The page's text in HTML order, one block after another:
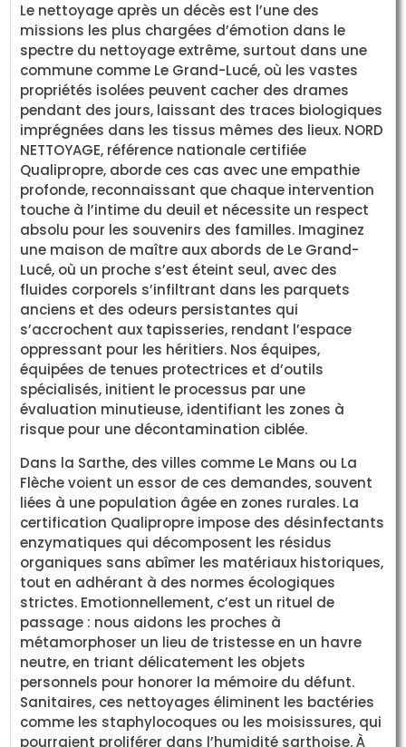
Le nettoyage après un décès est l’une des
missions les plus chargées d’émotion dans le
spectre du nettoyage extrême, surtout dans une
commune comme Le Grand-Lucé, où les vastes
propriétés isolées peuvent cacher des drames
pendant des jours, laissant des traces biologiques
imprégnées dans les tissus mêmes des lieux. NORD
NETTOYAGE, référence nationale certifiée
Qualipropre, aborde ces cas avec une empathie
profonde, reconnaissant que chaque intervention
touche à l’intime du deuil et nécessite un respect
absolu pour les souvenirs des familles. Imaginez
une maison de maître aux abords de Le Grand-
Lucé, où un proche s’est éteint seul, avec des
fluides corporels s’infiltrant dans les parquets
anciens et des odeurs persistantes qui
s’accrochent aux tapisseries, rendant l’espace
oppressant pour les héritiers. Nos équipes,
équipées de tenues protectrices et d’outils
spécialisés, initient le processus par une
évaluation minutieuse, identifiant les zones à
risque pour une décontamination ciblée.
Dans la Sarthe, des villes comme Le Mans ou La
Flèche voient un essor de ces demandes, souvent
liées à une population âgée en zones rurales. La
certification Qualipropre impose des désinfectants
enzymatiques qui décomposent les résidus
organiques sans abîmer les matériaux historiques,
tout en adhérant à des normes écologiques
strictes. Emotionnellement, c’est un rituel de
passage : nous aidons les proches à
métamorphoser un lieu de tristesse en un havre
neutre, en triant délicatement les objets
personnels pour honorer la mémoire du défunt.
Sanitaires, ces nettoyages éliminent les bactéries
comme les staphylocoques ou les moisissures, qui
pourraient proliférer dans l’humidité sarthoise. À